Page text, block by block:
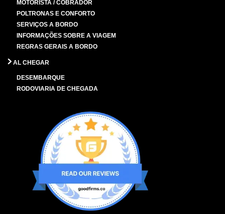
MOTORISTA / COBRADOR
POLTRONAS E CONFORTO
SERVIÇOS A BORDO
INFORMAÇÕES SOBRE A VIAGEM
REGRAS GERAIS A BORDO
AL CHEGAR
DESEMBARQUE
RODOVIARIA DE CHEGADA